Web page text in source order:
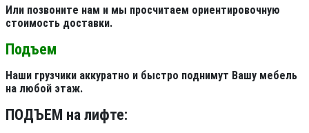
Или позвоните нам и мы просчитаем ориентировочную
стоимость доставки.
Подъем
Наши грузчики аккуратно и быстро поднимут Вашу мебель
на любой этаж.
ПОДЪЕМ на лифте: